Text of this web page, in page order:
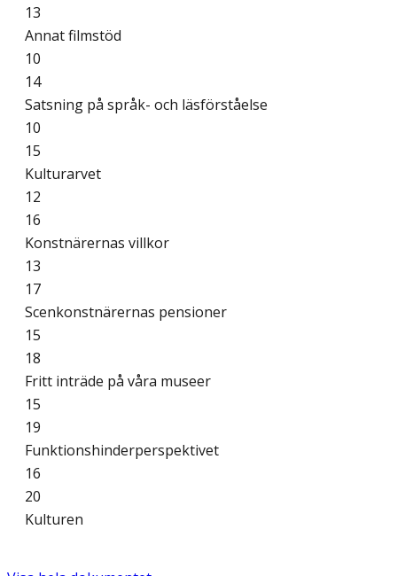
13
Annat filmstöd
10
14
Satsning på språk- och läsförståelse
10
15
Kulturarvet
12
16
Konstnärernas villkor
13
17
Scenkonstnärernas pensioner
15
18
Fritt inträde på våra museer
15
19
Funktionshinderperspektivet
16
20
Kulturen